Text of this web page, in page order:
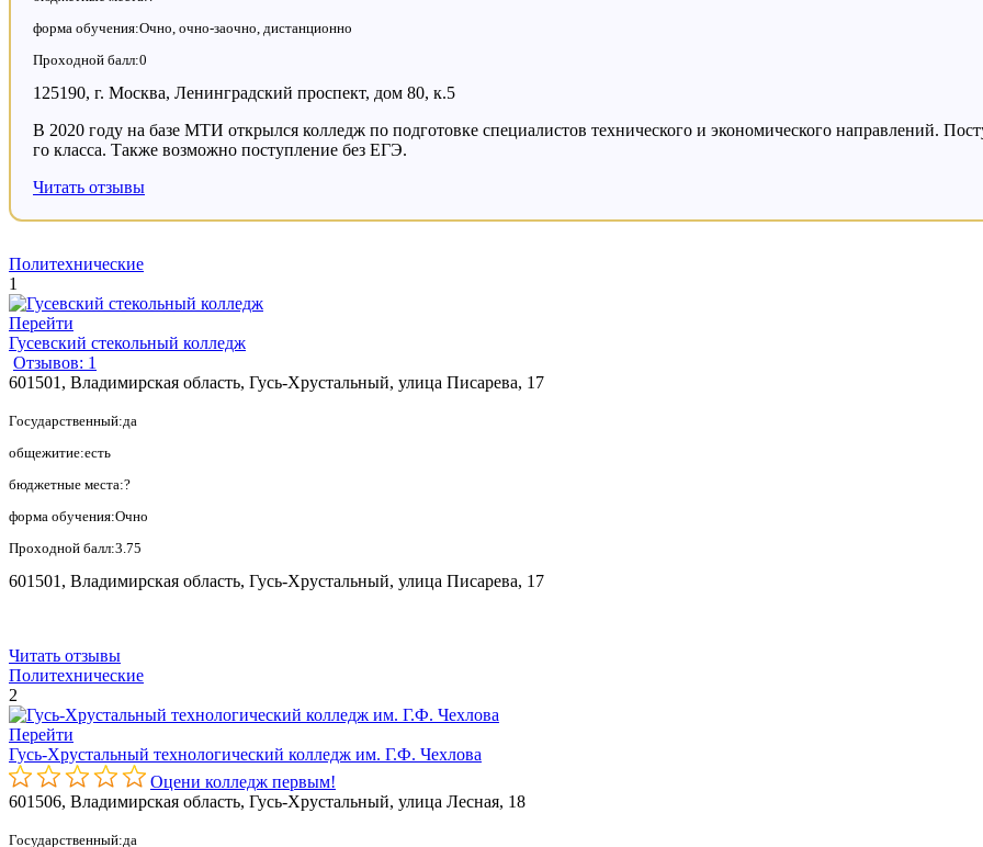
форма обучения:Очно, очно-заочно, дистанционно
Проходной балл:0
125190, г. Москва, Ленинградский проспект, дом 80, к.5
В 2020 году на базе МТИ открылся колледж по подготовке специалистов технического и экономического направлений.
го класса. Также возможно поступление без ЕГЭ.
Читать отзывы
Политехнические
1
Перейти
Гусевский стекольный колледж
Отзывов: 1
601501, Владимирская область, Гусь-Хрустальный, улица Писарева, 17
Государственный:да
общежитие:есть
бюджетные места:?
форма обучения:Очно
Проходной балл:3.75
601501, Владимирская область, Гусь-Хрустальный, улица Писарева, 17
Читать отзывы
Политехнические
2
Перейти
Гусь-Хрустальный технологический колледж им. Г.Ф. Чехлова
Оцени колледж первым!
601506, Владимирская область, Гусь-Хрустальный, улица Лесная, 18
Государственный:да